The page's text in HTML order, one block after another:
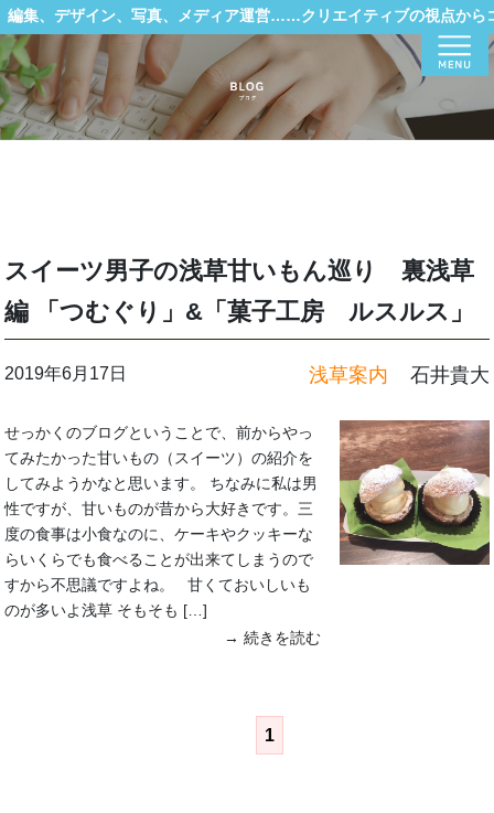
編集、デザイン、写真、メディア運営……クリエイティブの視点から
スイーツ男子の浅草甘いもん巡り 裏浅草
編 「つむぐり」&「菓子工房 ルスルス」
2019年6月17日 浅草案内 石井貴大
せっかくのブログということで、前からやっ
てみたかった甘いもの（スイーツ）の紹介を
してみようかなと思います。 ちなみに私は男
性ですが、甘いものが昔から大好きです。三
度の食事は小食なのに、ケーキやクッキーな
らいくらでも食べることが出来てしまうので
すから不思議ですよね。 甘くておいしいも
のが多いよ浅草 そもそも […]
→ 続きを読む
1